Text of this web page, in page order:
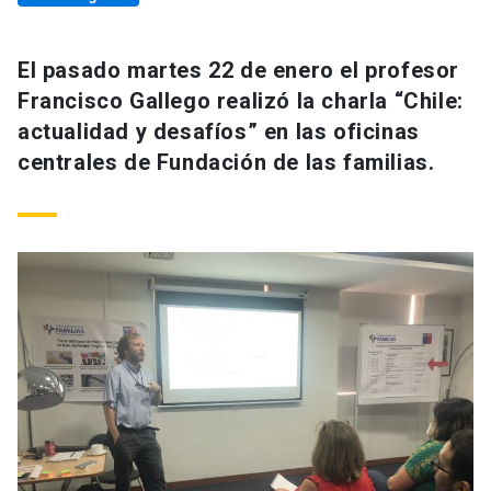
El pasado martes 22 de enero el profesor
Francisco Gallego realizó la charla “Chile:
actualidad y desafíos” en las oficinas
centrales de Fundación de las familias.